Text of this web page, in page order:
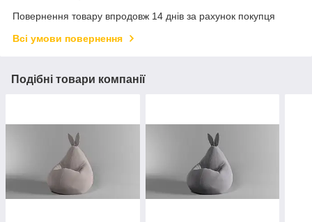
Повернення товару впродовж 14 днів за рахунок покупця
Всі умови повернення
Подібні товари компанії